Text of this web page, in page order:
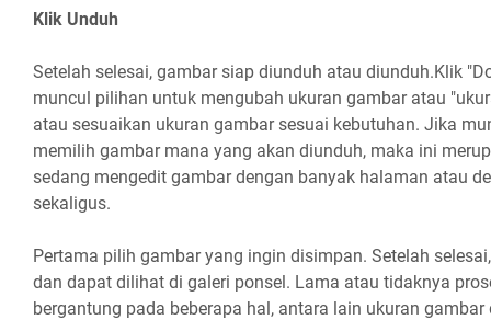
Klik Unduh
Setelah selesai, gambar siap diunduh atau diunduh.Klik
muncul pilihan untuk mengubah ukuran gambar atau
atau sesuaikan ukuran gambar sesuai kebutuhan. Jika
memilih gambar mana yang akan diunduh, maka ini
sedang mengedit gambar dengan banyak halaman atau
sekaligus.
Pertama pilih gambar yang ingin disimpan. Setelah
dan dapat dilihat di galeri ponsel. Lama atau tidaknya
bergantung pada beberapa hal, antara lain ukuran